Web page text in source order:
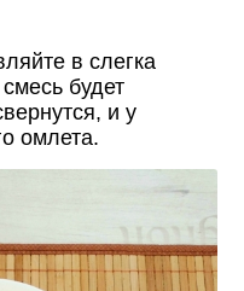
в слегка
будет
и у
омлета.